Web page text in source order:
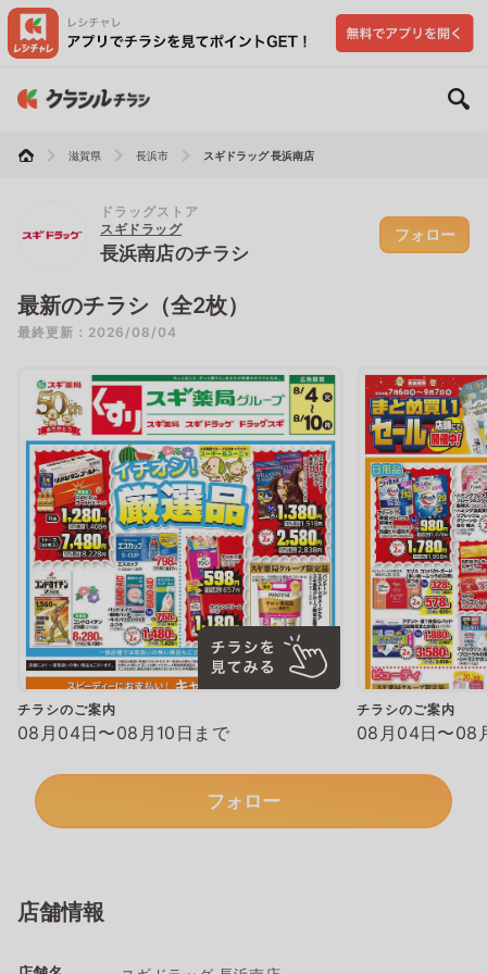
滋賀県 長浜市 スギドラッグ 長浜南店
ドラッグストア
スギドラッグ
長浜南店のチラシ
フォロー
最新のチラシ（全2枚）
最終更新：2026/08/04
チラシのご案内
08月04日〜08月10日まで
チラシのご案内
08月04日〜08
フォロー
店舗情報